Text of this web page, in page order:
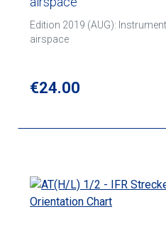
Edition 2019 (AUG):
airspace
Regular price:
€24.00